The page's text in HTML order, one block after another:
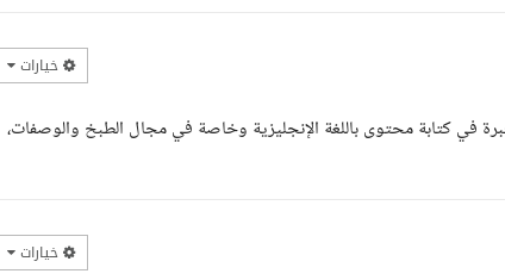
خيارات
في كتابة محتوى باللغة الإنجليزية وخاصة في مجال الطبخ والوصفات،
خيارات